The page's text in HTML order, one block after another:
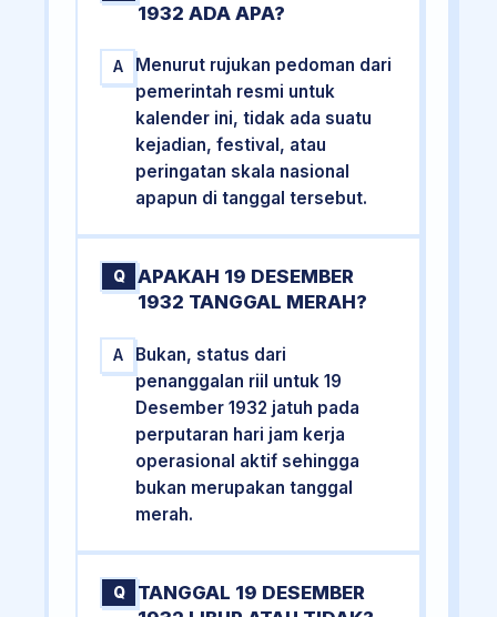
1932 ADA APA?
A
Menurut rujukan pedoman dari
pemerintah resmi untuk
kalender ini, tidak ada suatu
kejadian, festival, atau
peringatan skala nasional
apapun di tanggal tersebut.
Q
APAKAH 19 DESEMBER
1932 TANGGAL MERAH?
A
Bukan, status dari
penanggalan riil untuk 19
Desember 1932 jatuh pada
perputaran hari jam kerja
operasional aktif sehingga
bukan merupakan tanggal
merah.
Q
TANGGAL 19 DESEMBER